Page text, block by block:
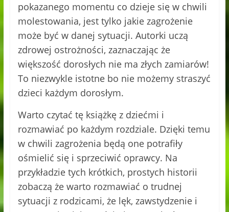
pokazanego momentu co dzieje się w chwili
molestowania, jest tylko jakie zagrożenie
może być w danej sytuacji. Autorki uczą
zdrowej ostrożności, zaznaczając że
większość dorosłych nie ma złych zamiarów!
To niezwykle istotne bo nie możemy straszyć
dzieci każdym dorosłym.
Warto czytać tę książkę z dziećmi i
rozmawiać po każdym rozdziale. Dzięki temu
w chwili zagrożenia będą one potrafiły
ośmielić się i sprzeciwić oprawcy. Na
przykładzie tych krótkich, prostych historii
zobaczą że warto rozmawiać o trudnej
sytuacji z rodzicami, że lęk, zawstydzenie i